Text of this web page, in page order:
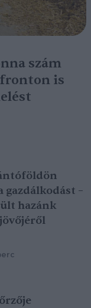
szám
is
–
hazánk